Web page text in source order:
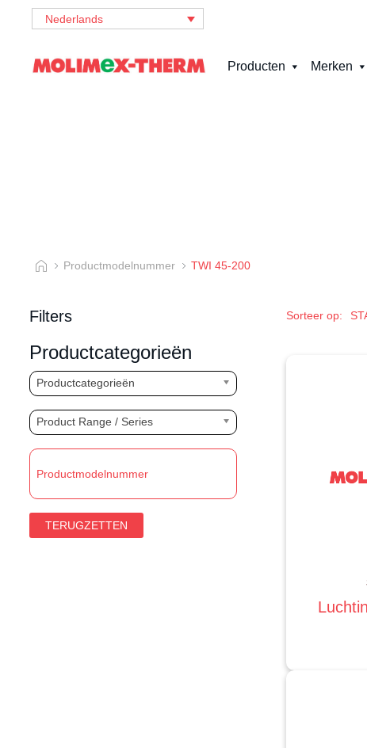
Nederlands
Producten Merken
Productmodelnummer TWI 45-200
Filters
Productcategorieën
Productcategorieën
Product Range / Series
TERUGZETTEN
Sorteer op: